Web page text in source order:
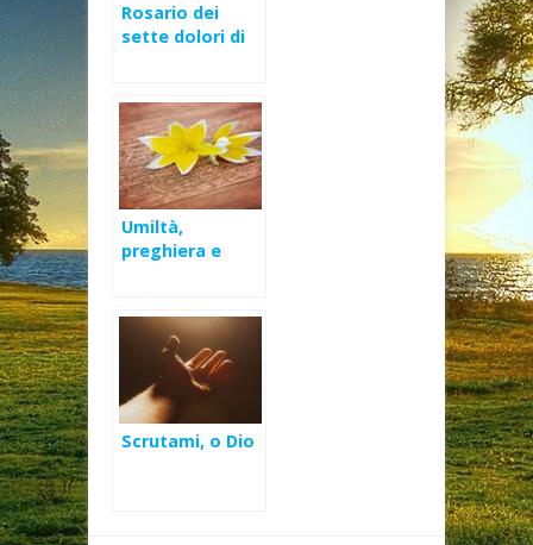
Rosario dei
sette dolori di
Umiltà,
preghiera e
Scrutami, o Dio